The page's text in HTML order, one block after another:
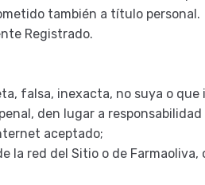
también a título personal.
Registrado.
falsa, inexacta, no suya o
den lugar a
aceptado;
red del Sitio o de